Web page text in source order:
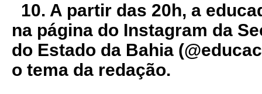
10. A partir das 20h, a
na página do Instagram da
do Estado da Bahia
o tema da redação.